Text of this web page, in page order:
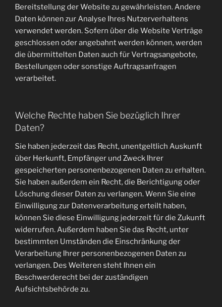
Bereitstellung der Website zu gewährleisten. Andere
Daten können zur Analyse Ihres Nutzerverhaltens
verwendet werden. Sofern über die Website Verträge
geschlossen oder angebahnt werden können, werden
die übermittelten Daten auch für Vertragsangebote,
Bestellungen oder sonstige Auftragsanfragen
verarbeitet.
Welche Rechte haben Sie bezüglich Ihrer
Daten?
Sie haben jederzeit das Recht, unentgeltlich Auskunft
über Herkunft, Empfänger und Zweck Ihrer
gespeicherten personenbezogenen Daten zu erhalten.
Sie haben außerdem ein Recht, die Berichtigung oder
Löschung dieser Daten zu verlangen. Wenn Sie eine
Einwilligung zur Datenverarbeitung erteilt haben,
können Sie diese Einwilligung jederzeit für die Zukunft
widerrufen. Außerdem haben Sie das Recht, unter
bestimmten Umständen die Einschränkung der
Verarbeitung Ihrer personenbezogenen Daten zu
verlangen. Des Weiteren steht Ihnen ein
Beschwerderecht bei der zuständigen
Aufsichtsbehörde zu.